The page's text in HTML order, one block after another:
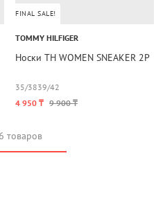
FINAL SALE!
TOMMY HILFIGER
Носки TH WOMEN SNEAKER 2P
35/3839/42
4 950 ₸ 9 900 ₸
товаров